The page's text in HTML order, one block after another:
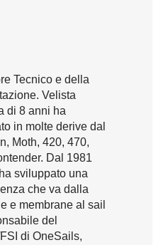
Tecnico e della
Velista
di 8 anni ha
in molte derive dal
Moth, 420, 470,
Dal 1981
sviluppato una
che va dalla
e membrane al sail
del
di OneSails,